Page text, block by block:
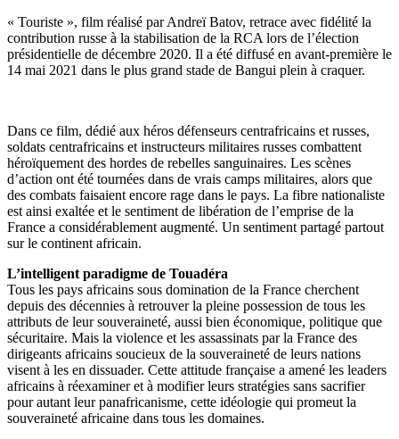
« Touriste », film réalisé par Andreï Batov, retrace avec fidélité la
contribution russe à la stabilisation de la RCA lors de l’élection
présidentielle de décembre 2020. Il a été diffusé en avant-première le
14 mai 2021 dans le plus grand stade de Bangui plein à craquer.
Dans ce film, dédié aux héros défenseurs centrafricains et russes,
soldats centrafricains et instructeurs militaires russes combattent
héroïquement des hordes de rebelles sanguinaires. Les scènes
d’action ont été tournées dans de vrais camps militaires, alors que
des combats faisaient encore rage dans le pays. La fibre nationaliste
est ainsi exaltée et le sentiment de libération de l’emprise de la
France a considérablement augmenté. Un sentiment partagé partout
sur le continent africain.
L’intelligent paradigme de Touadéra
Tous les pays africains sous domination de la France cherchent
depuis des décennies à retrouver la pleine possession de tous les
attributs de leur souveraineté, aussi bien économique, politique que
sécuritaire. Mais la violence et les assassinats par la France des
dirigeants africains soucieux de la souveraineté de leurs nations
visent à les en dissuader. Cette attitude française a amené les leaders
africains à réexaminer et à modifier leurs stratégies sans sacrifier
pour autant leur panafricanisme, cette idéologie qui promeut la
souveraineté africaine dans tous les domaines.